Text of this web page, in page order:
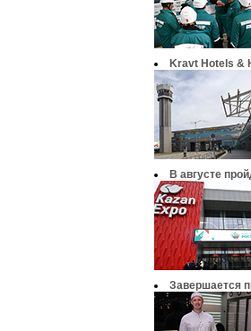
Kravt Hotels &
В августе
Завершается